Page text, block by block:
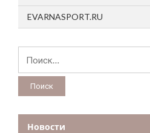
EVARNASPORT.RU
Найти:
Новости